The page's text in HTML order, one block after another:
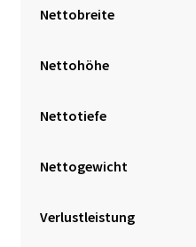
Nettobreite
Nettohöhe
Nettotiefe
Nettogewicht
Verlustleistung